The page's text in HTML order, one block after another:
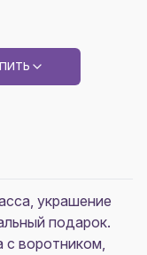
украшение
подарок.
с воротником,